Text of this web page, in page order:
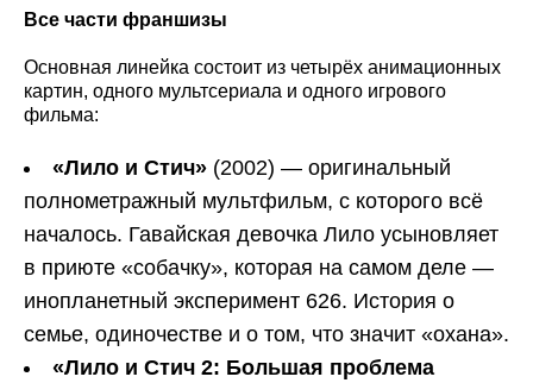
Все части франшизы
Основная линейка состоит из четырёх анимационных
картин, одного мультсериала и одного игрового
фильма:
«Лило и Стич» (2002) — оригинальный
полнометражный мультфильм, с которого всё
началось. Гавайская девочка Лило усыновляет
в приюте «собачку», которая на самом деле —
инопланетный эксперимент 626. История о
семье, одиночестве и о том, что значит «охана».
«Лило и Стич 2: Большая проблема